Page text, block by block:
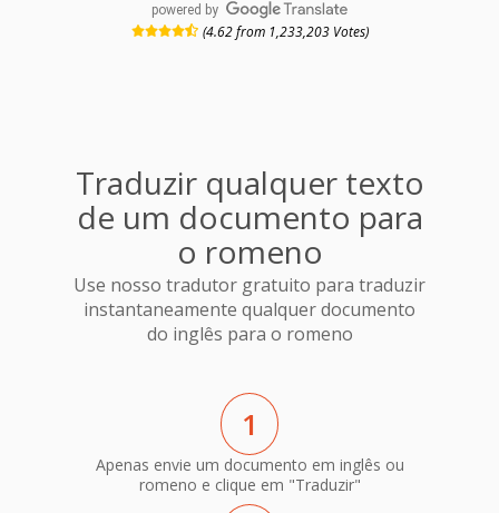
powered by
(4.62 from 1,233,203 Votes)
Traduzir qualquer texto
de um documento para
o romeno
Use nosso tradutor gratuito para traduzir
instantaneamente qualquer documento
do inglês para o romeno
1
Apenas envie um documento em inglês ou
romeno e clique em "Traduzir"